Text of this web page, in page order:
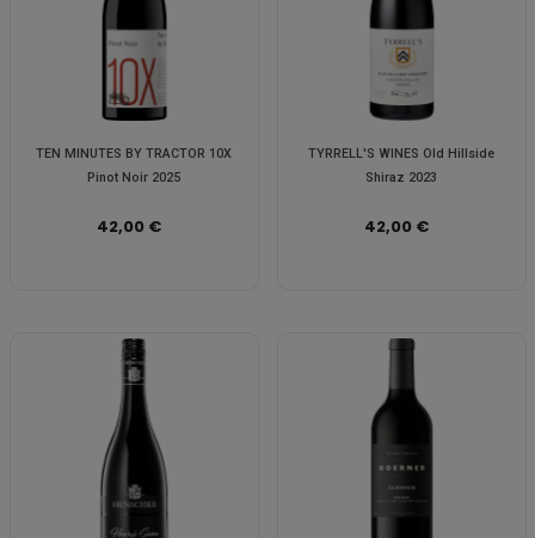
TEN MINUTES BY TRACTOR 10X
Pinot Noir 2025
42,00 €
TYRRELL'S WINES Old Hillside
Shiraz 2023
42,00 €